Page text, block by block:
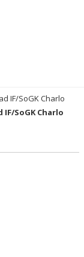
IF/SoGK Charlo